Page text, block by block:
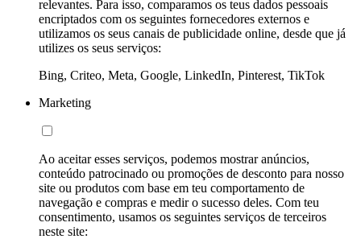
relevantes. Para isso, comparamos os teus dados pessoais
encriptados com os seguintes fornecedores externos e
utilizamos os seus canais de publicidade online, desde que já
utilizes os seus serviços:
Bing, Criteo, Meta, Google, LinkedIn, Pinterest, TikTok
Marketing
Ao aceitar esses serviços, podemos mostrar anúncios,
conteúdo patrocinado ou promoções de desconto para nosso
site ou produtos com base em teu comportamento de
navegação e compras e medir o sucesso deles. Com teu
consentimento, usamos os seguintes serviços de terceiros
neste site: